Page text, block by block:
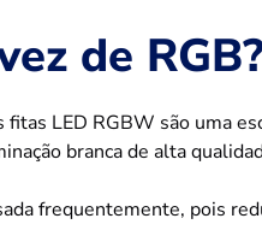
de
fitas LED RGBW são uma
branca de alta
frequentemente, pois